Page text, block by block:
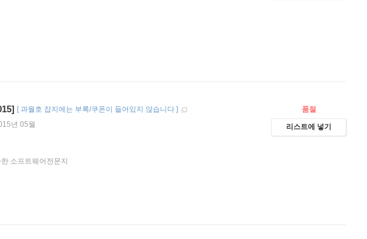
[과월호 잡지에는 부록/쿠폰이 들어있지 않습니다 ]
년 05월
소프트웨어전문지
품절
리스트에 넣기